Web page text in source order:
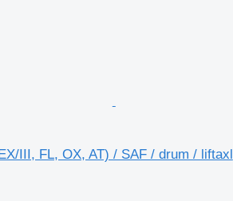
III, FL, OX, AT) / SAF / drum / liftaxl